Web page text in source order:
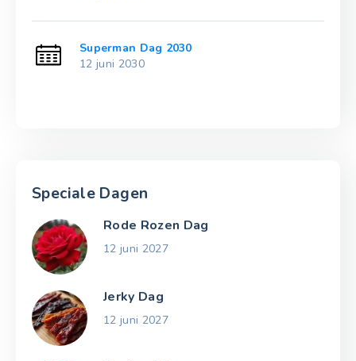
Superman Dag 2030
12 juni 2030
Speciale Dagen
Rode Rozen Dag
12 juni 2027
Jerky Dag
12 juni 2027